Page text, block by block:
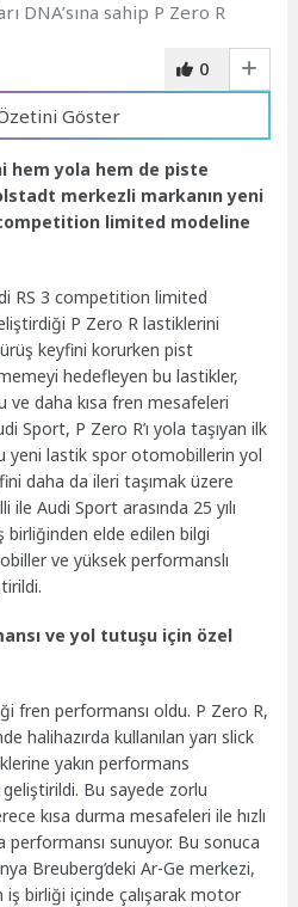
0
Göster
hem yola hem de piste
merkezli markanın yeni
limited modeline
RS 3 competition limited
P Zero R lastiklerini
keyfini korurken pist
hedefleyen bu lastikler,
ve daha kısa fren mesafeleri
Sport, P Zero R’ı yola taşıyan ilk
yeni lastik spor otomobillerin yol
daha da ileri taşımak üzere
ile Audi Sport arasında 25 yılı
birliğinden elde edilen bilgi
ve yüksek performanslı
ve yol tutuşu için özel
fren performansı oldu. P Zero R,
halihazırda kullanılan yarı slick
yakın performans
Bu sayede zorlu
kısa durma mesafeleri ile hızlı
sunuyor. Bu sonuca
Breuberg’deki Ar-Ge merkezi,
iş birliği içinde çalışarak motor